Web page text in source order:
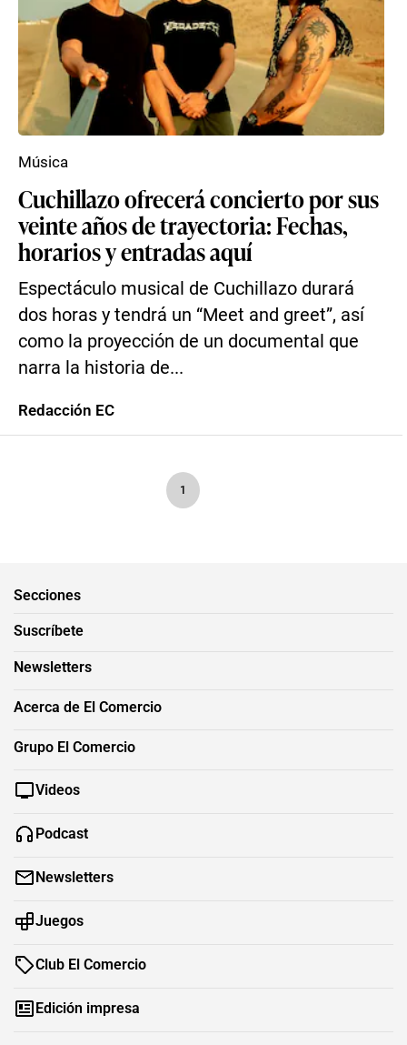
Cuchillazo ofrecerá concierto por sus
veinte años de trayectoria: Fechas,
horarios y entradas aquí
Espectáculo musical de Cuchillazo durará
dos horas y tendrá un “Meet and greet”, así
como la proyección de un documental que
narra la historia de...
Música
Redacción EC
1
Secciones
Suscríbete
Newsletters
Acerca de El Comercio
Grupo El Comercio
Videos
Podcast
Newsletters
Juegos
Club El Comercio
Edición impresa